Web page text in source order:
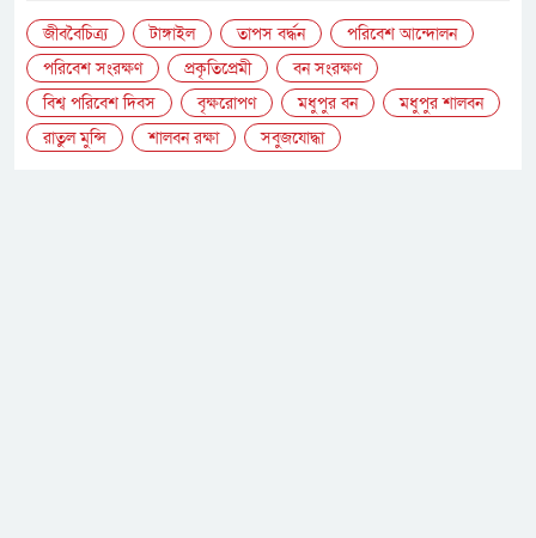
জীববৈচিত্র্য টাঙ্গাইল তাপস বর্দ্ধন
পরিবেশ আন্দোলন
পরিবেশ সংরক্ষণ
প্রকৃতিপ্রেমী
বন সংরক্ষণ
বিশ্ব পরিবেশ দিবস
বৃক্ষরোপণ মধুপুর বন
মধুপুর শালবন
রাতুল মুন্সি
শালবন রক্ষা সবুজযোদ্ধা